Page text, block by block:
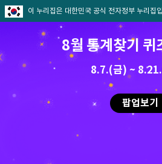
이 누리집은 대한민국 공식 전자정부 누리집
8월 통계찾기 퀴
8.7.(금) ~
팝업보기